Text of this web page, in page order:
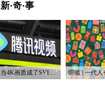
新·奇·事
唠嗑 | 当4K画质成了SVIP专属，盗版网站笑开了花